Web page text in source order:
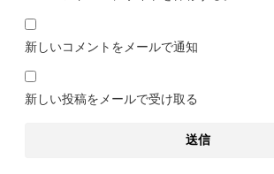
新しいコメントをメールで通知
新しい投稿をメールで受け取る